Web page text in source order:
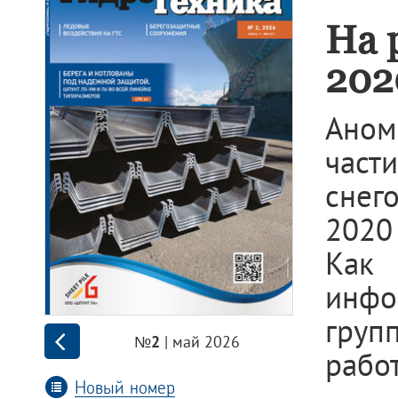
№2 | май 2026
Новый номер
На
Как